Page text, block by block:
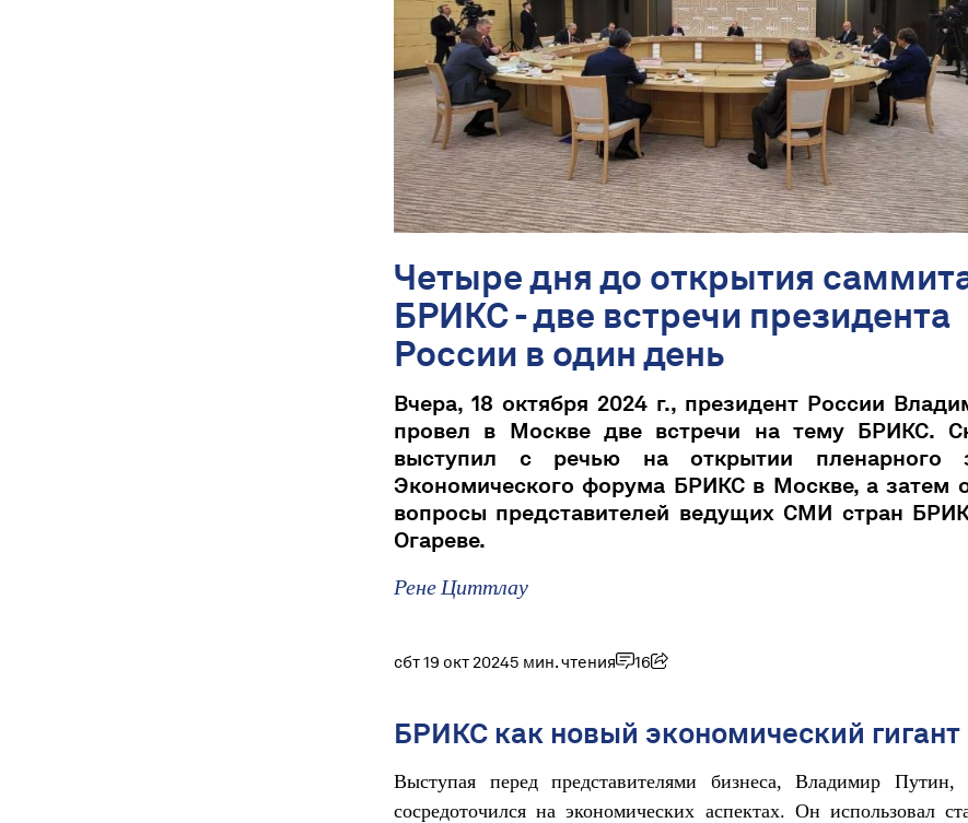
Четыре дня до открытия
БРИКС - две встречи президента
России в один день
Вчера, 18 октября 2024 г., президент России
провел в Москве две встречи на тему БРИКС.
выступил с речью на открытии пленарного
Экономического форума БРИКС в Москве, а затем
вопросы представителей ведущих СМИ стран
Огареве.
Рене Циттлау
сбт 19 окт 20245 мин. чтения 16
БРИКС как новый экономический гигант
Выступая перед представителями бизнеса, Владимир Путин,
сосредоточился на экономических аспектах. Он использовал